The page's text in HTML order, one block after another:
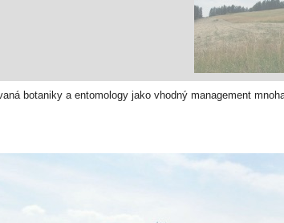
botaniky a entomology jako vhodný management